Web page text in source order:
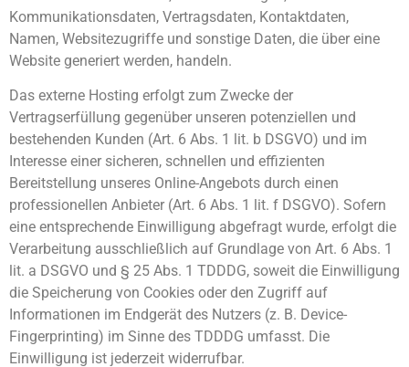
Kommunikationsdaten, Vertragsdaten, Kontaktdaten,
Namen, Websitezugriffe und sonstige Daten, die über eine
Website generiert werden, handeln.
Das externe Hosting erfolgt zum Zwecke der
Vertragserfüllung gegenüber unseren potenziellen und
bestehenden Kunden (Art. 6 Abs. 1 lit. b DSGVO) und im
Interesse einer sicheren, schnellen und effizienten
Bereitstellung unseres Online-Angebots durch einen
professionellen Anbieter (Art. 6 Abs. 1 lit. f DSGVO). Sofern
eine entsprechende Einwilligung abgefragt wurde, erfolgt die
Verarbeitung ausschließlich auf Grundlage von Art. 6 Abs. 1
lit. a DSGVO und § 25 Abs. 1 TDDDG, soweit die Einwilligung
die Speicherung von Cookies oder den Zugriff auf
Informationen im Endgerät des Nutzers (z. B. Device-
Fingerprinting) im Sinne des TDDDG umfasst. Die
Einwilligung ist jederzeit widerrufbar.